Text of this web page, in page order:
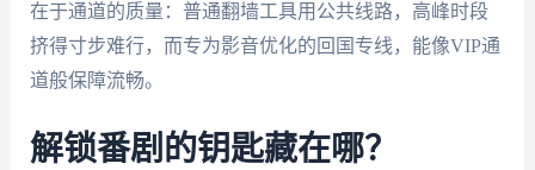
在于通道的质量：普通翻墙工具用公共线路，高峰时段
挤得寸步难行，而专为影音优化的回国专线，能像VIP通
道般保障流畅。
解锁番剧的钥匙藏在哪？